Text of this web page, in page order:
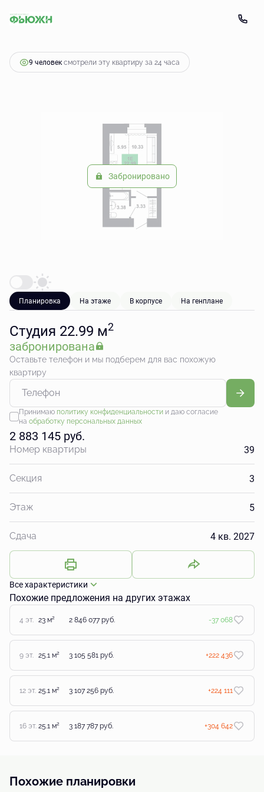
Студия22.99 м 2 883 145 руб.
9 человек смотрели эту квартиру за 24 часа
Забронировано
Планировка На этаже В корпусе На генплане
Студия 22.99 м2
забронирована
Оставьте телефон и мы подберем для вас похожую
квартиру
Принимаю политику конфиденциальностии даю согласие
на обработку персональных данных
2 883 145 руб.
Номер квартиры 39
Секция 3
Этаж 5
Сдача 4 кв. 2027
Все характеристики
Похожие предложения на других этажах
4 эт. 23 м2 2 846 077 руб. -37 068
9 эт. 25.1 м2 3 105 581 руб. +222 436
12 эт. 25.1 м2 3 107 256 руб. +224 111
16 эт. 25.1 м2 3 187 787 руб. +304 642
Похожие планировки